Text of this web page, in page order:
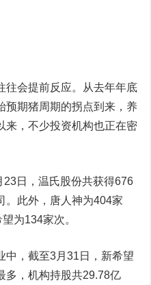
会提前反应。从去年年底
预期猪周期的拐点到来，养
来，不少投资机构也正在密
日，温氏股份共获得676
。此外，唐人神为404家
为134家次。
，截至3月31日，新希望
多，机构持股共29.78亿